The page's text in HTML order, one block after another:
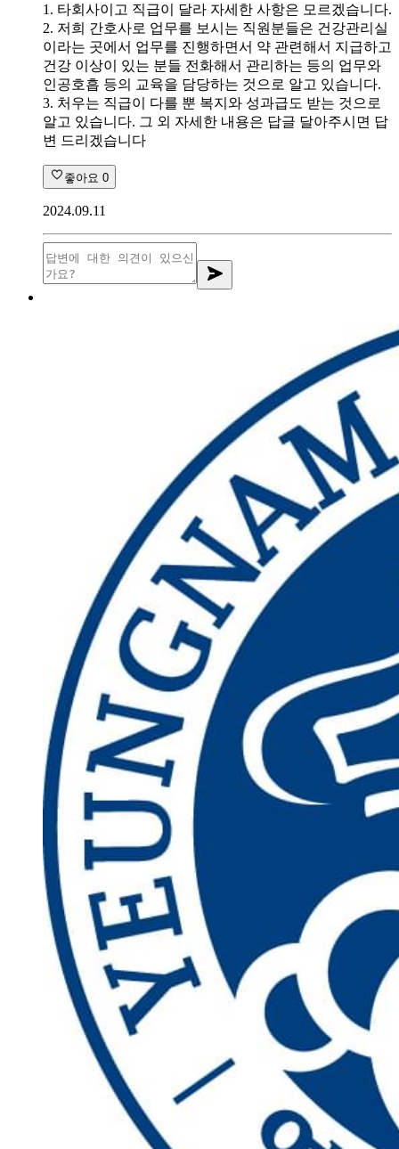
1. 타회사이고 직급이 달라 자세한 사항은 모르겠습니다.
2. 저희 간호사로 업무를 보시는 직원분들은 건강관리실
이라는 곳에서 업무를 진행하면서 약 관련해서 지급하고
건강 이상이 있는 분들 전화해서 관리하는 등의 업무와
인공호흡 등의 교육을 담당하는 것으로 알고 있습니다.
3. 처우는 직급이 다를 뿐 복지와 성과급도 받는 것으로
알고 있습니다. 그 외 자세한 내용은 답글 달아주시면 답
변 드리겠습니다
좋아요 0
2024.09.11